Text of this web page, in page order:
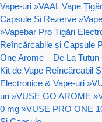
Vape-uri »VAAL Vape
Capsule Si Rezerve »
»Vapebar Pro Țigări
Reîncărcabile și Capsule
One Arome – De La
Kit de Vape Reîncărcabil
Electronice & Vape-uri »
uri »VUSE GO AROME »
0 mg »VUSE PRO ONE